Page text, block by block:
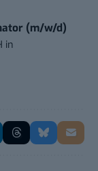
(m/w/d)
in